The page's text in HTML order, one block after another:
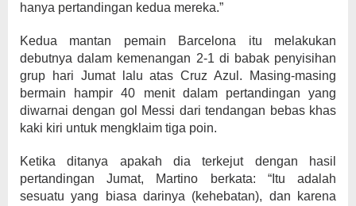
hanya pertandingan kedua mereka.”
Kedua mantan pemain Barcelona itu melakukan
debutnya dalam kemenangan 2-1 di babak penyisihan
grup hari Jumat lalu atas Cruz Azul. Masing-masing
bermain hampir 40 menit dalam pertandingan yang
diwarnai dengan gol Messi dari tendangan bebas khas
kaki kiri untuk mengklaim tiga poin.
Ketika ditanya apakah dia terkejut dengan hasil
pertandingan Jumat, Martino berkata: “Itu adalah
sesuatu yang biasa darinya (kehebatan), dan karena